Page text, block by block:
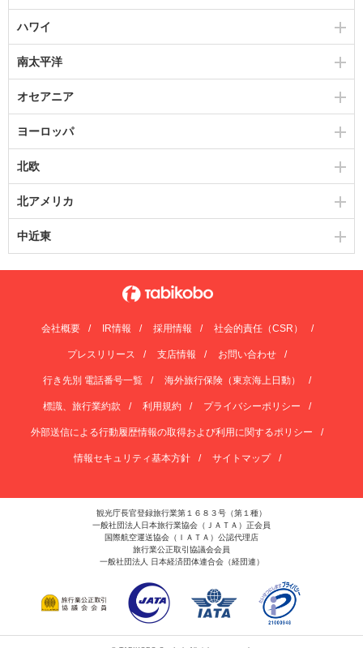
ハワイ
南太平洋
オセアニア
ヨーロッパ
北欧
北アメリカ
中近東
会社概要 IR情報 採用情報 社会的責任（CSR）
プレスリリース 支店情報 お問い合わせ
行き先別 電話番号一覧 海外旅行保険（東京海上日動）
標識、旅行業約款 利用規約 プライバシーポリシー
外部送信による行動履歴情報の取得および利用に関するポリシー
情報セキュリティ基本方針 サイトマップ
観光庁長官登録旅行業第１６８３号（第１種）
一般社団法人日本旅行業協会（ＪＡＴＡ）正会員
国際航空運送協会（ＩＡＴＡ）公認代理店
旅行業公正取引協議会会員
一般社団法人 日本経済団体連合会（経団連）